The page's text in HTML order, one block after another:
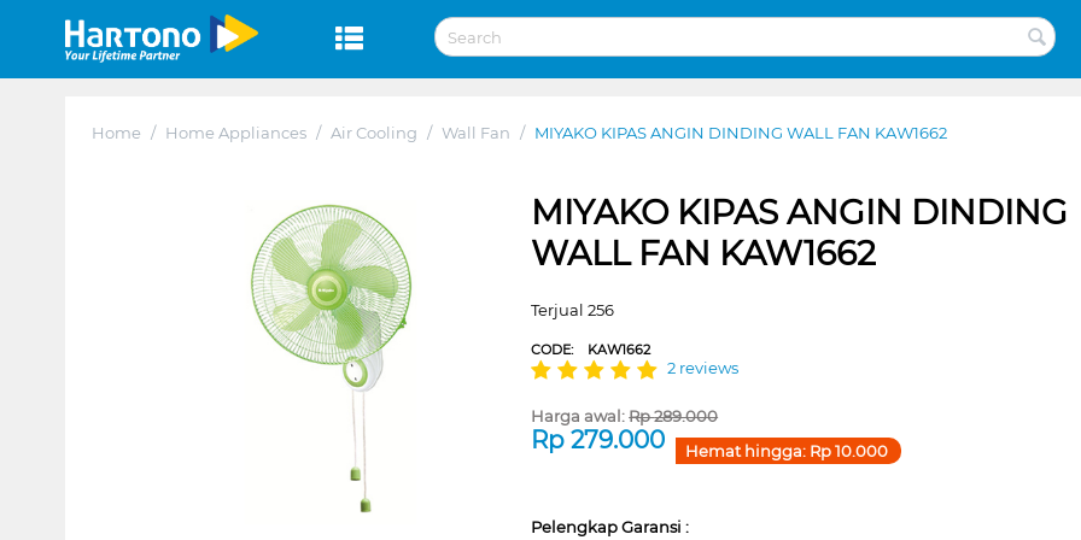
Home / Home Appliances / Air Cooling / Wall Fan / MIYAKO KIPAS ANGIN DINDING WALL FAN KAW1662
MIYAKO KIPAS ANGIN DINDING
WALL FAN KAW1662
Terjual 256
CODE: KAW1662
2 reviews
Harga awal:Rp289.000
Rp279.000 Hemat hingga: Rp10.000
Pelengkap Garansi :